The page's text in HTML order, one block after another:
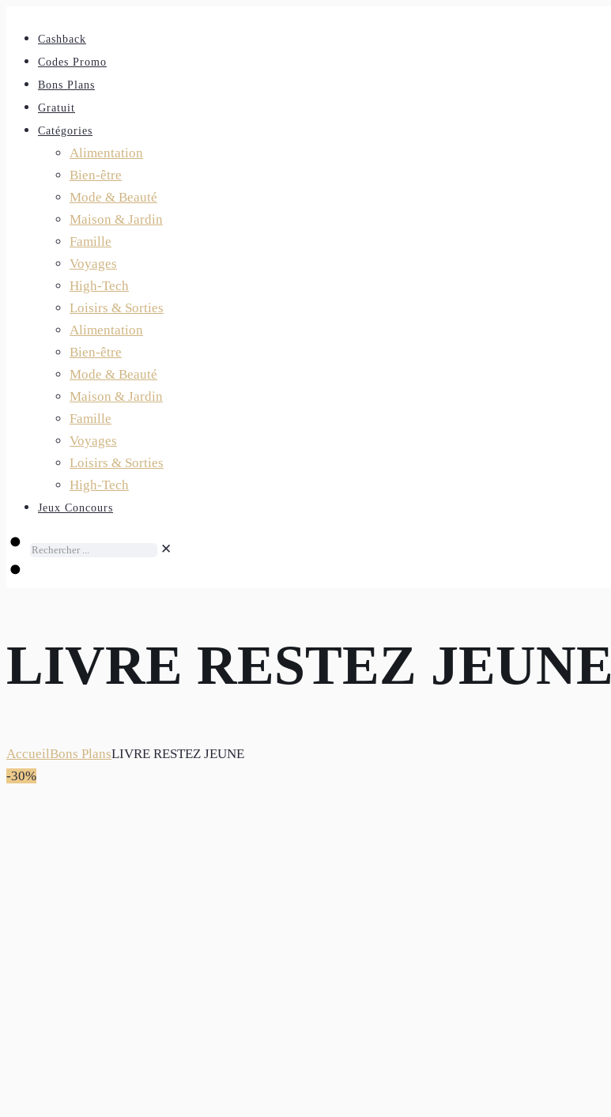
Cashback
Codes Promo
Bons Plans
Gratuit
Catégories
Alimentation
Bien-être
Mode & Beauté
Maison & Jardin
Famille
Voyages
High-Tech
Loisirs & Sorties
Alimentation
Bien-être
Mode & Beauté
Maison & Jardin
Famille
Voyages
Loisirs & Sorties
High-Tech
Jeux Concours
✕
LIVRE RESTEZ JEUNE
AccueilBons PlansLIVRE RESTEZ JEUNE
-30%